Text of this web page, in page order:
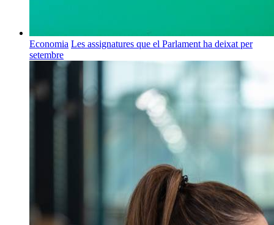
Economia Les assignatures que el Parlament ha deixat per
setembre